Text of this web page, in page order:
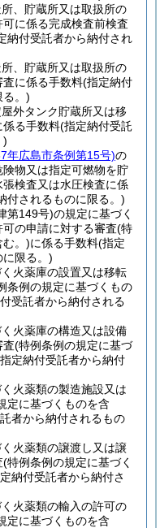
、貯蔵所又は取扱所の
に係る完成検査前検査
納付受託者から納付され
、貯蔵所又は取扱所の
に係る手数料(指定納付
る。)
外タンク貯蔵所又は移
係る手数料(指定納付受託
)
年広島市条例第15号)の
物又は指定可燃物を貯
検査又は水圧検査に係
付されるものに限る。)
第149号)の規定に基づく
の申請に対する審査(特
む。)に係る手数料(指定
限る。)
火薬庫の設置又は移転
条例の規定に基づくもの
受託者から納付される
火薬庫の構造又は設備
査(特例条例の規定に基づ
定納付受託者から納付
火薬類の製造施設又は
定に基づくものを含
者から納付されるもの
火薬類の譲渡し又は譲
(特例条例の規定に基づく
納付受託者から納付さ
火薬類の輸入の許可の
定に基づくものを含